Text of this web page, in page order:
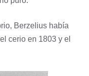
Berzelius había
cerio en 1803 y el